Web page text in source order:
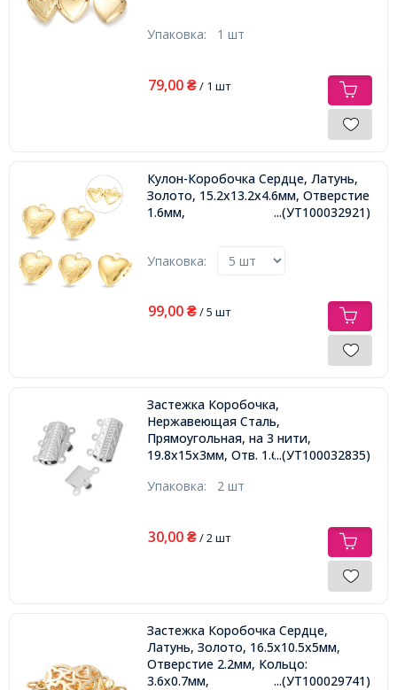
Упаковка: 1 шт
79,00 ₴/ 1 шт
Кулон-Коробочка Сердце, Латунь,
Золото, 15.2х13.2х4.6мм, Отверстие
1.6мм,
...(УТ100032921)
Упаковка:
99,00 ₴/ 5 шт
Застежка Коробочка,
Нержавеющая Сталь,
Прямоугольная, на 3 нити,
19.8х15х3мм, Отв. 1.6мм,...(УТ100032835)
Упаковка: 2 шт
30,00 ₴/ 2 шт
Застежка Коробочка Сердце,
Латунь, Золото, 16.5х10.5х5мм,
Отверстие 2.2мм, Кольцо:
3.6х0.7мм,
...(УТ100029741)